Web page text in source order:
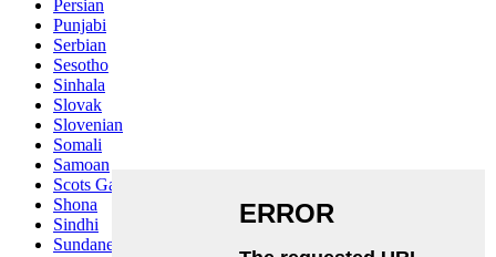
Persian
Punjabi
Serbian
Sesotho
Sinhala
Slovak
Slovenian
Somali
Samoan
Scots Gaelic
Shona
Sindhi
Sundanese